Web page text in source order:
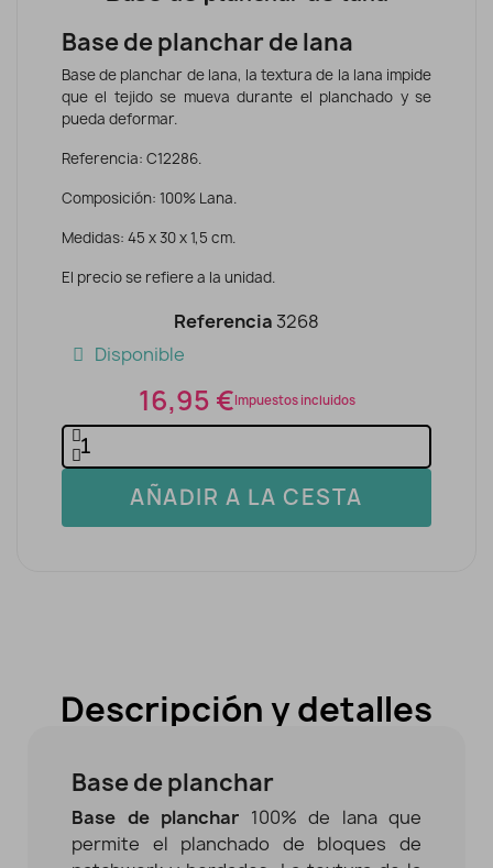
Base de planchar de lana
Base de planchar de lana, la textura de la lana impide
que el tejido se mueva durante el planchado y se
pueda deformar.
Referencia: C12286.
Composición: 100% Lana.
Medidas: 45 x 30 x 1,5 cm.
El precio se refiere a la unidad.
Referencia 3268
Disponible
16,95 €Impuestos incluidos
AÑADIR A LA CESTA
Descripción y detalles
Base de planchar
Base de planchar 100% de lana que
permite el planchado de bloques de